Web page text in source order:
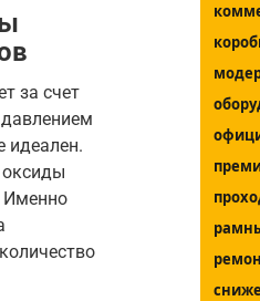
за счет
идеален.
оксиды
Именно